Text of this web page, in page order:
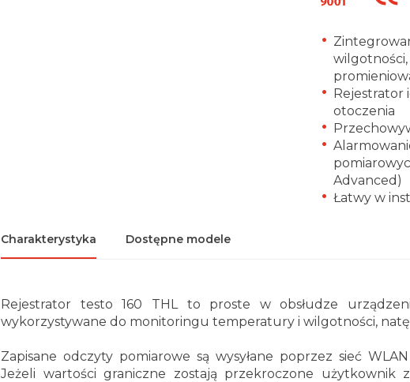
wilgotności,
Rejestrator
otoczenia
Advanced)
Łatwy w
Charakterystyka Dostępne modele
Rejestrator testo 160 THL to proste w obsłudze
wykorzystywane do monitoringu temperatury i wilgotności,
Zapisane odczyty pomiarowe są wysyłane poprzez sieć
Jeżeli wartości graniczne zostają przekroczone użytkownik